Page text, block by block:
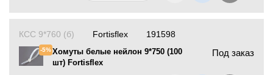
191598
КСС 9*760 (б)
-5%Хомуты белые нейлон 9*750 (100
шт) Fortisflex
Под заказ
Fortisflex